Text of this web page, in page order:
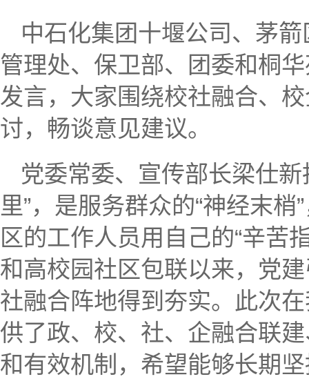
中石化集团十堰公司、茅
管理处、保卫部、团委和桐
发言，大家围绕校社融合、
讨，畅谈意见建议。
党委常委、宣传部长梁仕
里”，是服务群众的“神经末梢
区的工作人员用自己的“辛苦
和高校园社区包联以来，党
社融合阵地得到夯实。此次
供了政、校、社、企融合联
和有效机制，希望能够长期